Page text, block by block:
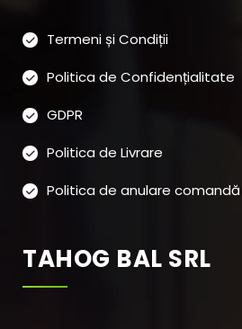
Termeni și Condiții
Politica de Confidențialitate
GDPR
Politica de Livrare
Politica de anulare comandă
TAHOG BAL SRL